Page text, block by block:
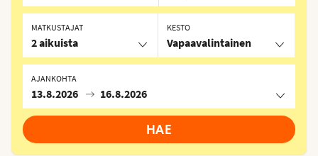
KESTO
Vapaavalintainen
AJANKOHTA
13.8.2026 16.8.2026
MATKUSTAJAT
2 aikuista
HAE